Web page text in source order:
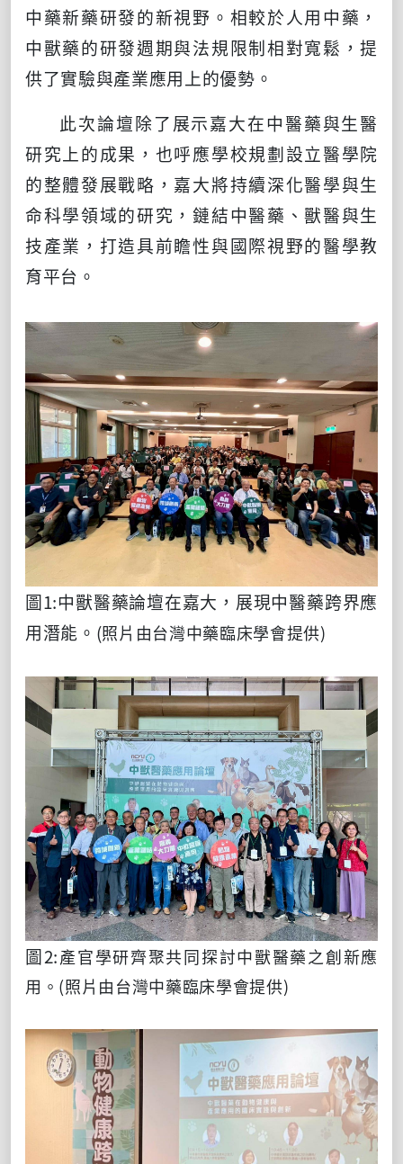
中藥新藥研發的新視野。相較於人用中藥，
中獸藥的研發週期與法規限制相對寬鬆，提
供了實驗與產業應用上的優勢。
此次論壇除了展示嘉大在中醫藥與生醫
研究上的成果，也呼應學校規劃設立醫學院
的整體發展戰略，嘉大將持續深化醫學與生
命科學領域的研究，鏈結中醫藥、獸醫與生
技產業，打造具前瞻性與國際視野的醫學教
育平台。
圖1:中獸醫藥論壇在嘉大，展現中醫藥跨界應
用潛能。 (照片由台灣中藥臨床學會提供)
圖2:產官學研齊聚共同探討中獸醫藥之創新應
用。(照片由台灣中藥臨床學會提供)